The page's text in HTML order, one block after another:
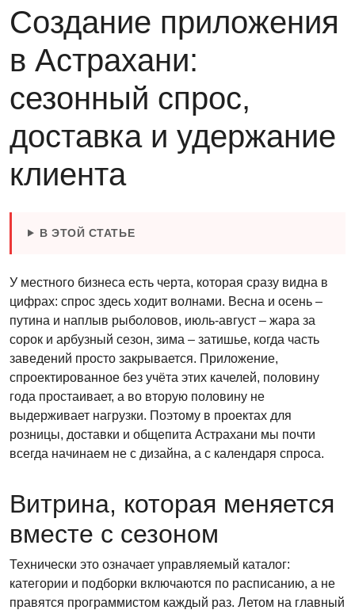
Создание приложения
в Астрахани:
сезонный спрос,
доставка и удержание
клиента
В ЭТОЙ СТАТЬЕ
У местного бизнеса есть черта, которая сразу видна в
цифрах: спрос здесь ходит волнами. Весна и осень –
путина и наплыв рыболовов, июль-август – жара за
сорок и арбузный сезон, зима – затишье, когда часть
заведений просто закрывается. Приложение,
спроектированное без учёта этих качелей, половину
года простаивает, а во вторую половину не
выдерживает нагрузки. Поэтому в проектах для
розницы, доставки и общепита Астрахани мы почти
всегда начинаем не с дизайна, а с календаря спроса.
Витрина, которая меняется
вместе с сезоном
Технически это означает управляемый каталог:
категории и подборки включаются по расписанию, а не
правятся программистом каждый раз. Летом на главный